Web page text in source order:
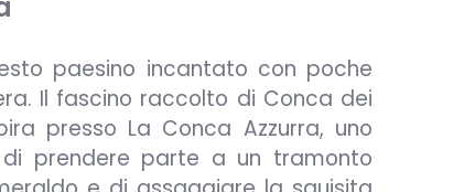
paesino incantato con poche
Il fascino raccolto di Conca dei
presso La Conca Azzurra, uno
prendere parte a un tramonto